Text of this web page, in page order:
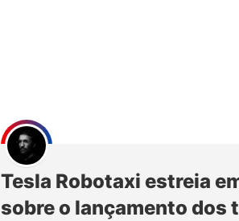
Tesla Robotaxi estreia
sobre o lançamento dos